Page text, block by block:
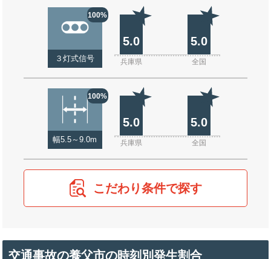
100%
３灯式信号
5.0 5.0
兵庫県 全国
100%
幅5.5～9.0m
5.0 5.0
兵庫県 全国
こだわり条件で探す
交通事故の養父市の時刻別発生割合